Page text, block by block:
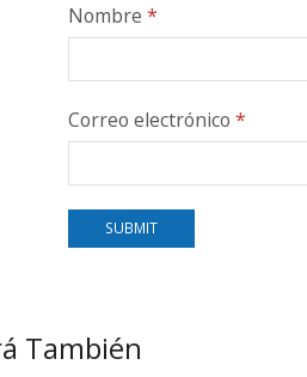
Nombre *
Correo electrónico *
También